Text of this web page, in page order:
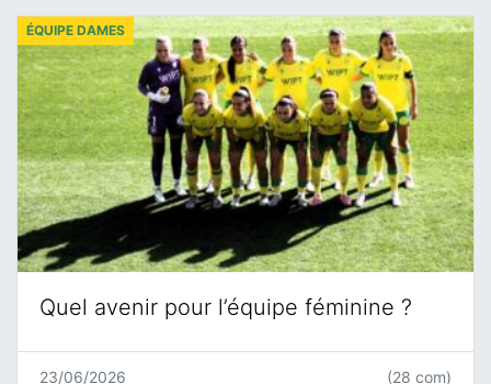
Quel avenir pour l’équipe féminine ?
ÉQUIPE DAMES
23/06/2026
(28 com)